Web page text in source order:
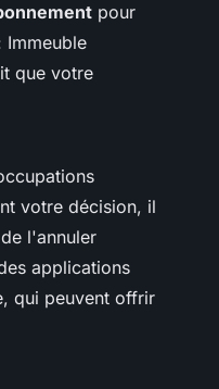
pour
Immeuble
que votre
votre décision, il
l'annuler
applications
qui peuvent offrir